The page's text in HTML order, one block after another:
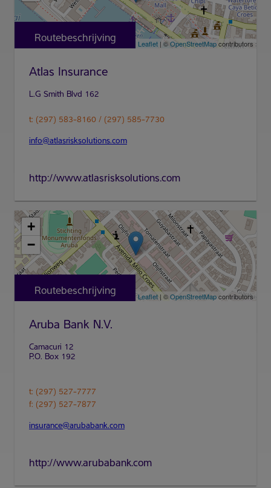
Leaflet | ©OpenStreetMapcontributors
Routebeschrijving
Atlas Insurance
t: (297) 583-8160 / (297) 585-7730
info@atlasrisksolutions.com
http://www.atlasrisksolutions.com
+
−
Leaflet| ©OpenStreetMapcontributors
Routebeschrijving
Aruba Bank N.V.
t: (297) 527-7777
insurance@arubabank.com
http://www.arubabank.com